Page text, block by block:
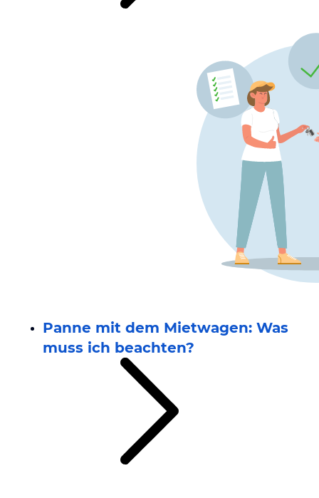
Panne mit dem Mietwagen: Was
muss ich beachten?